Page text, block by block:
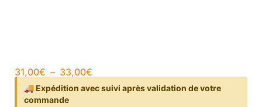
31,00€ – 33,00€
🚚 Expédition avec suivi après validation de votre
commande